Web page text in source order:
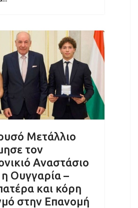
Μετάλλιο
τον
Αναστάσιο
η Ουγγαρία –
και κόρη
στην Επανομή